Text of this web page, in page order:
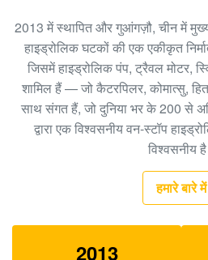
खुदाई करने वाला HPV160
30601
EC210 EC240 खुदाई मुख्य
PC300-6 खुदाई गियर प्रकार
१०० नया ईसी२९०बीएलसी खुदाई
2013 में स्थापित और गुआंगज़ौ, चीन में
हाइड्रोलिक घटकों की एक एकीकृत
जिसमें हाइड्रोलिक पंप, ट्रैवल मोटर,
शामिल हैं — जो कैटरपिलर, कोमात्सु,
साथ संगत हैं, जो दुनिया भर के 200 से
द्वारा एक विश्वसनीय वन-स्टॉप
विश्वसनीय
हमारे बारे में
2013